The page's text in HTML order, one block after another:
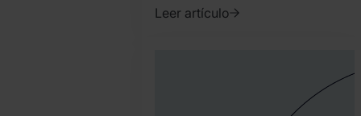
Leer artículo